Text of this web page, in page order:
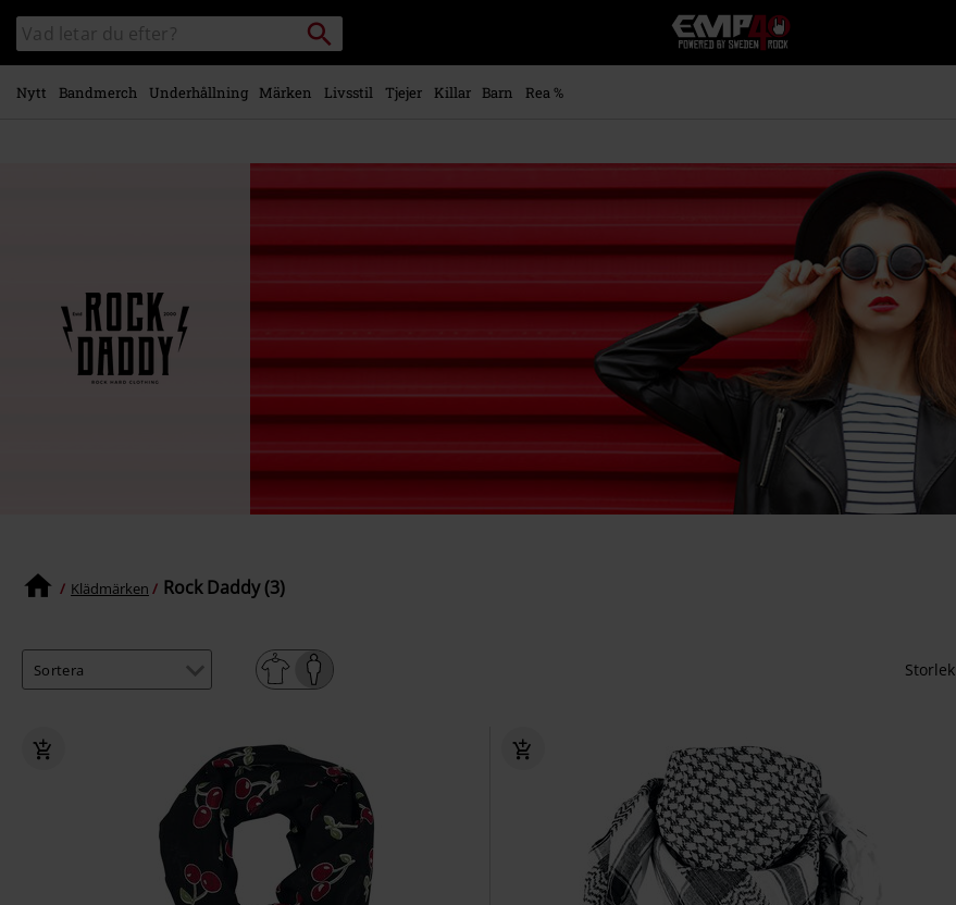
Gå till
huvudinnehåll
Sök
i
katalogen
Sök
EMP
-
Musik,
Alternativt
Nytt Bandmerch Underhållning Märken Livsstil Tjejer Killar Barn Rea %
Klädmärken Rock Daddy (3)
Storlek